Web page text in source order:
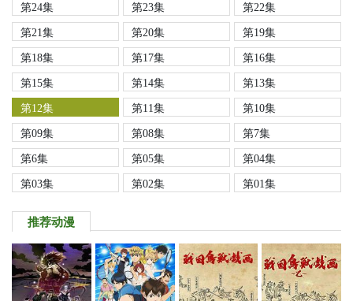
第24集 第23集
第22集
第21集
第20集
第19集
第18集
第17集
第16集
第15集
第14集
第13集
第12集
第11集
第10集
第09集
第08集
第7集
第6集
第05集
第04集
第03集
第02集 第01集
推荐动漫